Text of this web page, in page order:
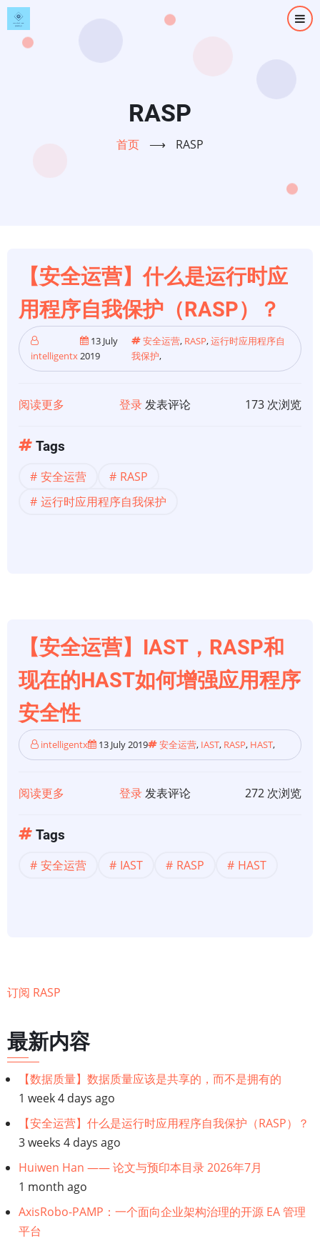
跳
转
RASP
首页 ⟶ RASP
【安全运营】什么是运行时应
用程序自我保护（RASP）？
intelligentx
13 July
2019
安全运营, RASP,运行时应用程序自
我保护,
阅读更多
运
营】
应
用
程
序
自
我
保
（RASP）？
登录发表评论 173 次浏览
Tags
安全运营
RASP
运行时应用程序自我保护
【安全运营】IAST，RASP和
现在的HAST如何增强应用程序
安全性
intelligentx 13 July 2019 安全运营, IAST, RASP, HAST,
阅读更多
运
如
增
强
应
用
程
安
全
登录发表评论 272 次浏览
Tags
安全运营 IAST RASP HAST
订阅 RASP
最新内容
【数据质量】数据质量应该是共享的，而不是拥有的
1 week 4 days ago
【安全运营】什么是运行时应用程序自我保护（RASP）？
3 weeks 4 days ago
Huiwen Han —— 论文与预印本目录 2026年7月
1 month ago
AxisRobo-PAMP：一个面向企业架构治理的开源 EA 管理
平台